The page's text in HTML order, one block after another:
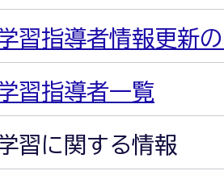
習指導者情報更新
習指導者一覧
習に関する情報